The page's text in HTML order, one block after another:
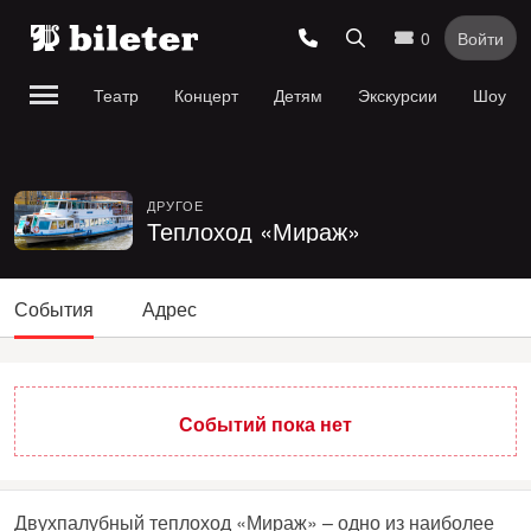
0 Войти
Театр Концерт Детям Экскурсии Шоу
ДРУГОЕ
Теплоход «Мираж»
События Адрес
Событий пока нет
Двухпалубный теплоход «Мираж» – одно из наиболее